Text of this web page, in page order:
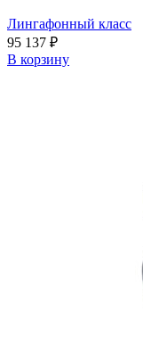
Лингафонный класс
95 137 ₽
В корзину